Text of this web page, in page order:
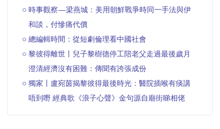
時事觀察—梁燕城：美用朝鮮戰爭時同一手法與伊
和談，付慘痛代價
總編輯時間：從短劇倫理看中國社會
黎彼得離世丨兒子黎樹德停工陪老父走過最後歲月
澄清經濟沒有困難：傳聞有誇張成份
獨家丨盧宛茵揭黎彼得最後時光：醫院插喉有痰講
唔到嘢 經典歌《浪子心聲》金句源自廟街睇相佬